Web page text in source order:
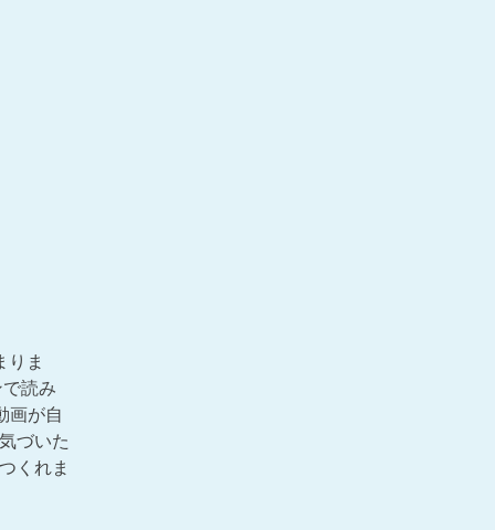
りま
読み
画が自
づいた
くれま